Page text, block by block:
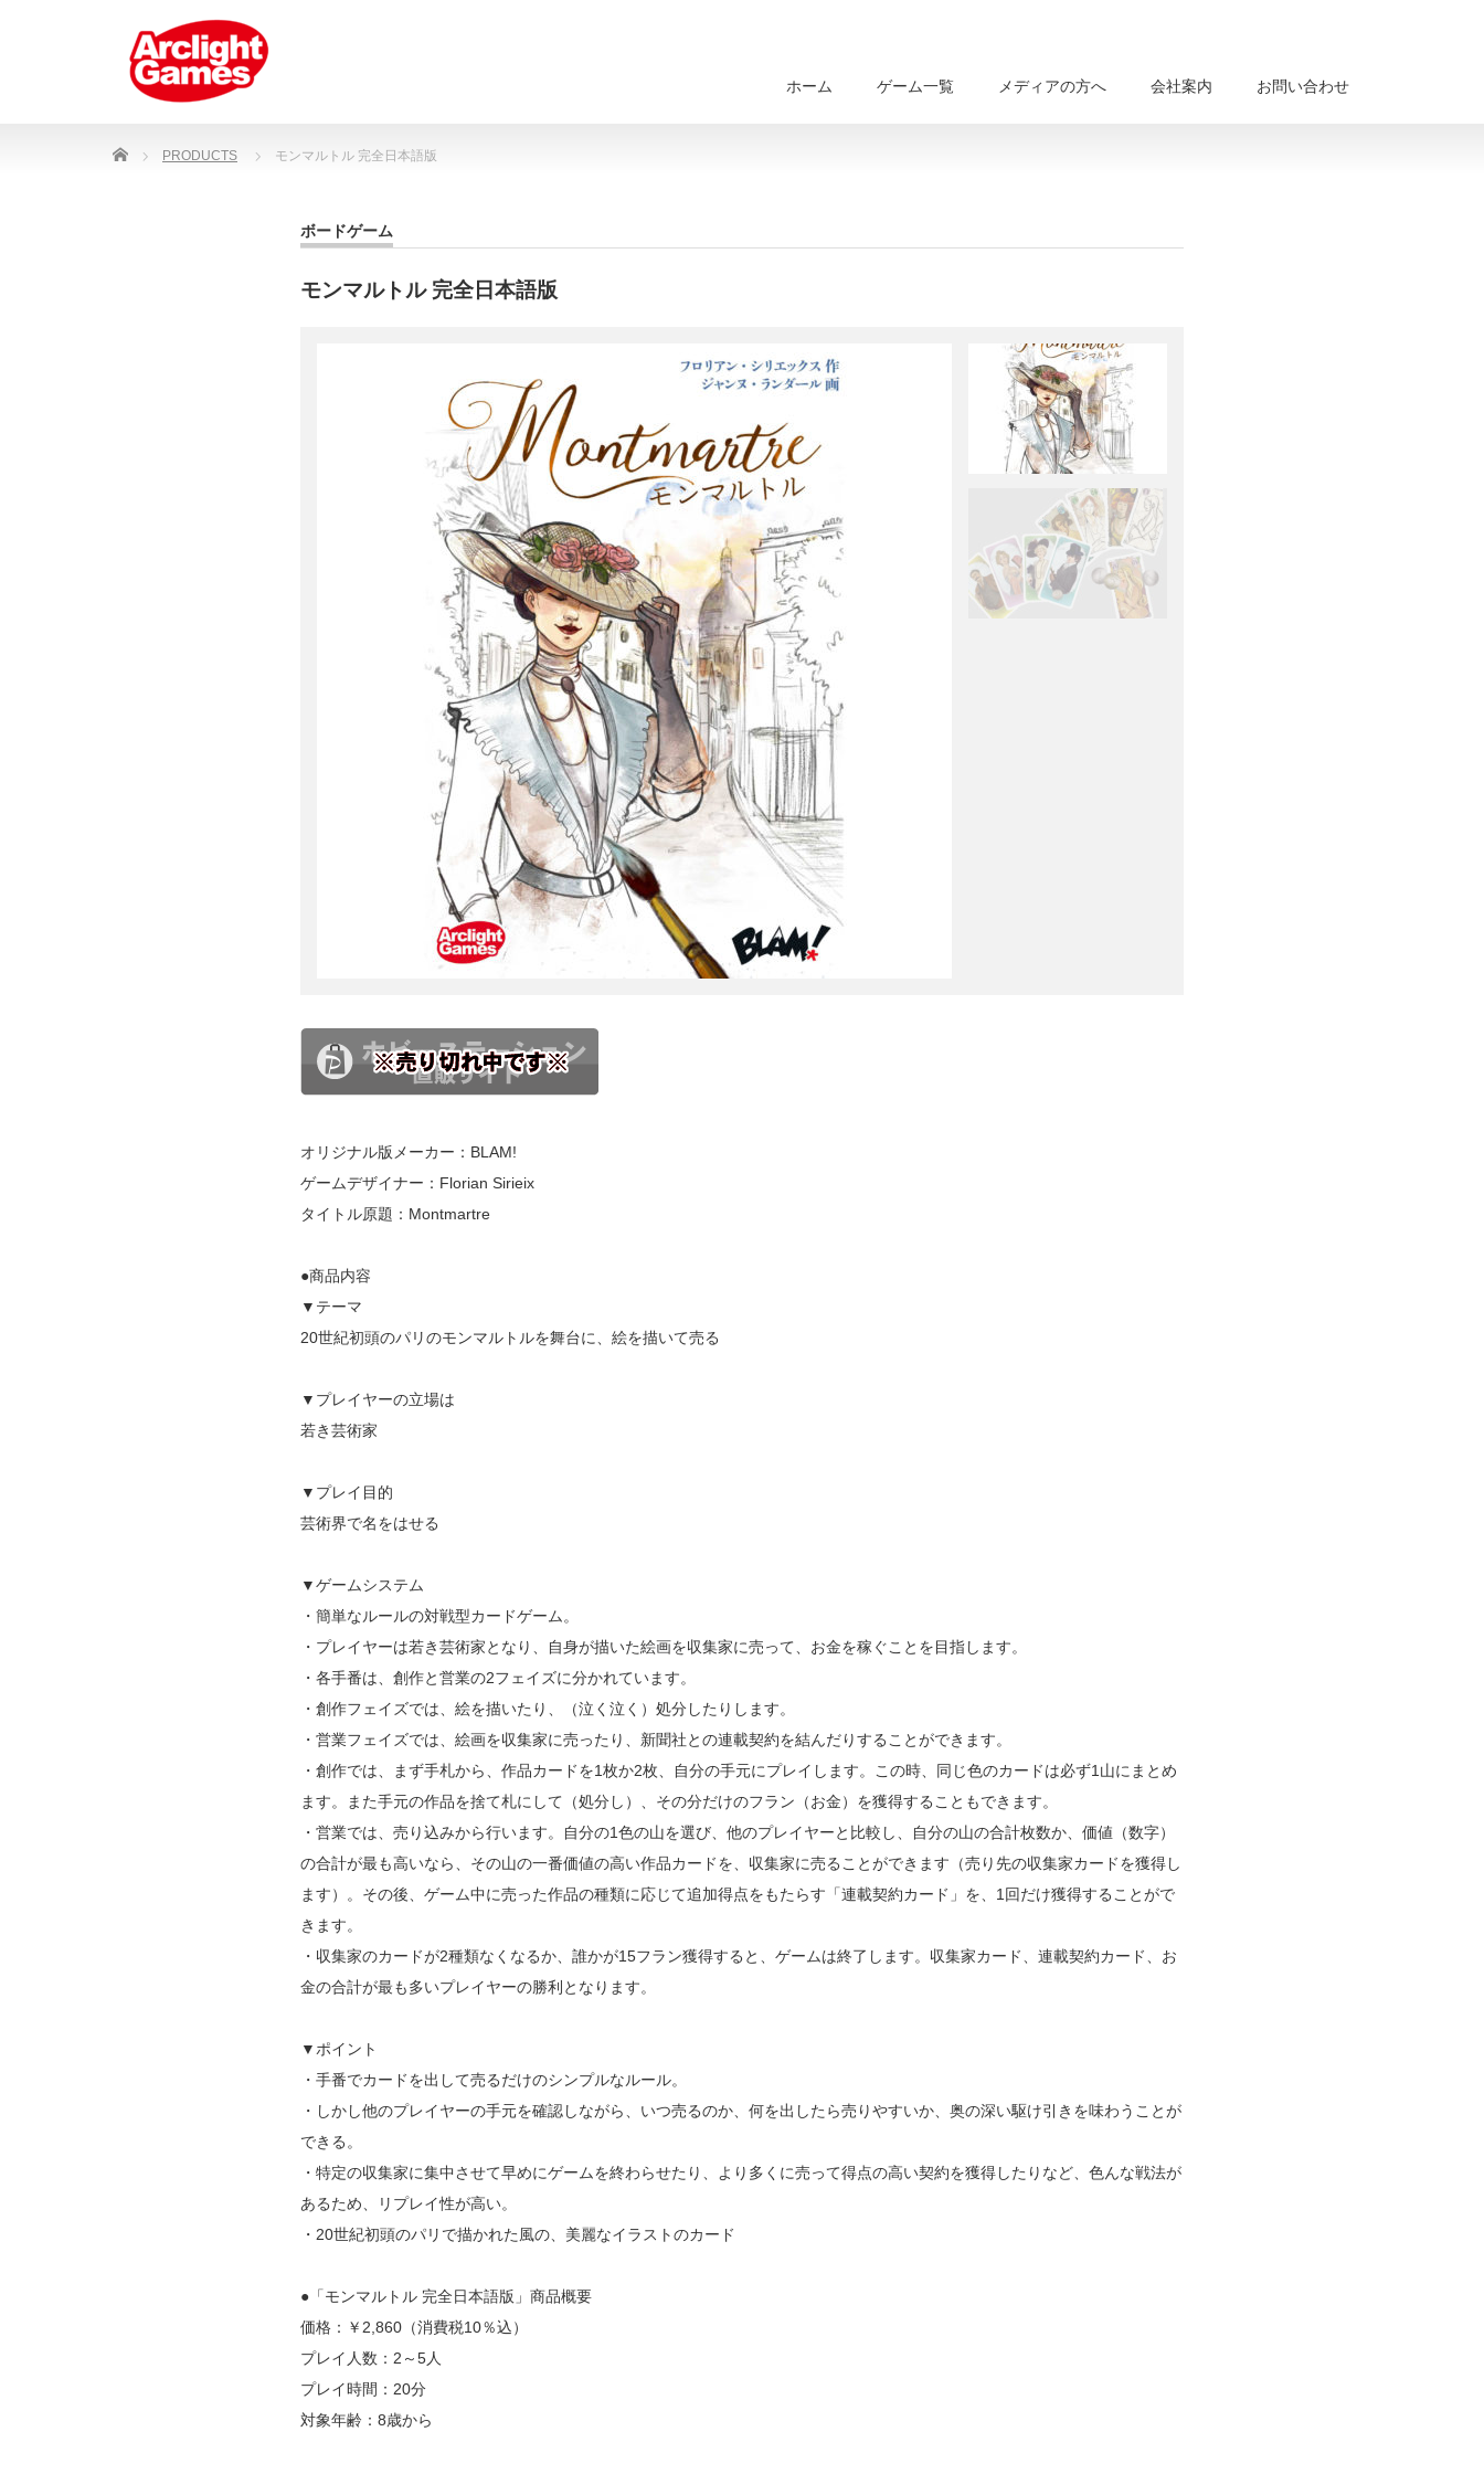
ホーム ゲーム一覧 メディアの方へ 会社案内 お問い合わせ
Home PRODUCTS モンマルトル 完全日本語版
ボードゲーム
モンマルトル 完全日本語版
オリジナル版メーカー：BLAM!
ゲームデザイナー：Florian Sirieix
タイトル原題：Montmartre
●商品内容
▼テーマ
20世紀初頭のパリのモンマルトルを舞台に、絵を描いて売る
▼プレイヤーの立場は
若き芸術家
▼プレイ目的
芸術界で名をはせる
▼ゲームシステム
・簡単なルールの対戦型カードゲーム。
・プレイヤーは若き芸術家となり、自身が描いた絵画を収集家に売って、お金を稼ぐことを目指します。
・各手番は、創作と営業の2フェイズに分かれています。
・創作フェイズでは、絵を描いたり、（泣く泣く）処分したりします。
・営業フェイズでは、絵画を収集家に売ったり、新聞社との連載契約を結んだりすることができます。
・創作では、まず手札から、作品カードを1枚か2枚、自分の手元にプレイします。この時、同じ色のカードは必ず1山にまとめ
ます。また手元の作品を捨て札にして（処分し）、その分だけのフラン（お金）を獲得することもできます。
・営業では、売り込みから行います。自分の1色の山を選び、他のプレイヤーと比較し、自分の山の合計枚数か、価値（数字）
の合計が最も高いなら、その山の一番価値の高い作品カードを、収集家に売ることができます（売り先の収集家カードを獲得し
ます）。その後、ゲーム中に売った作品の種類に応じて追加得点をもたらす「連載契約カード」を、1回だけ獲得することがで
きます。
・収集家のカードが2種類なくなるか、誰かが15フラン獲得すると、ゲームは終了します。収集家カード、連載契約カード、お
金の合計が最も多いプレイヤーの勝利となります。
▼ポイント
・手番でカードを出して売るだけのシンプルなルール。
・しかし他のプレイヤーの手元を確認しながら、いつ売るのか、何を出したら売りやすいか、奥の深い駆け引きを味わうことが
できる。
・特定の収集家に集中させて早めにゲームを終わらせたり、より多くに売って得点の高い契約を獲得したりなど、色んな戦法が
あるため、リプレイ性が高い。
・20世紀初頭のパリで描かれた風の、美麗なイラストのカード
●「モンマルトル 完全日本語版」商品概要
価格：￥2,860（消費税10％込）
プレイ人数：2～5人
プレイ時間：20分
対象年齢：8歳から